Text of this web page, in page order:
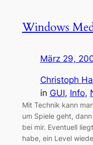
Windows
März 29,
Christoph
in GUI, Info,
Mit Technik kann
um Spiele geht,
bei mir. Eventuell
habe, ein Level